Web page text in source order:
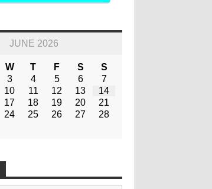
JUNE 2026
W T F S
S
3 4 5 6
7
10 11 12 13
14
17 18 19 20
21
24 25 26 27
28